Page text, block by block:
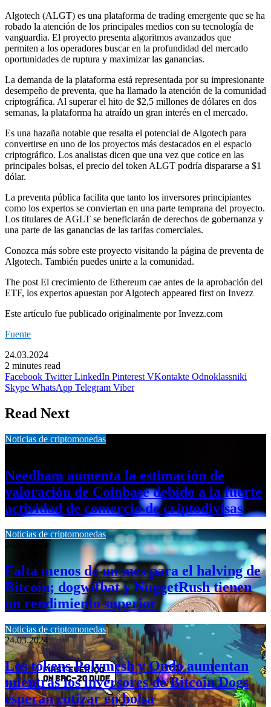
Algotech (ALGT) es una plataforma de trading emergente que se ha
robado la atención de los principales medios con su tecnología de
vanguardia. El proyecto presenta algoritmos avanzados que
permiten a los operadores buscar en la profundidad del mercado
oportunidades de ruptura y maximizar las ganancias.
La demanda de la plataforma está representada por su impresionante
desempeño de preventa, que ha llamado la atención de la comunidad
criptográfica. Al superar el hito de $2,5 millones de dólares en dos
semanas, la plataforma ha atraído un gran interés en el mercado.
Es una hazaña notable que resalta el potencial de Algotech para
convertirse en uno de los proyectos más destacados en el espacio
criptográfico. Los analistas dicen que una vez que cotice en las
principales bolsas, el precio del token ALGT podría dispararse a $1
dólar.
La preventa pública facilita que tanto los inversores principiantes
como los expertos se conviertan en una parte temprana del proyecto.
Los titulares de AGLT se beneficiarán de derechos de gobernanza y
una parte de las ganancias de las tarifas comerciales.
Conozca más sobre este proyecto visitando la página de preventa de
Algotech. También puedes unirte a la comunidad.
The post El crecimiento de Ethereum cae antes de la aprobación del
ETF, los expertos apuestan por Algotech appeared first on Invezz
Este artículo fue publicado originalmente por Invezz.com
Fuente
24.03.2024
2 minutes read
Facebook Twitter LinkedIn Pinterest VKontakte Odnoklassniki
Skype WhatsApp Telegram Viber
Read Next
Noticias de criptomonedas
Needham aumenta la estimación de
valoración de Coinbase debido a la fuerte
actividad de comercio de criptodivisas
Noticias de criptomonedas
24.03.2024
Falta menos de un mes para el halving de
Bitcoin; dogwifhat y NuggetRush tienen
un rendimiento superior
Noticias de criptomonedas
24.03.2024
Los tokens Polymesh y Ondo aumentan
mientras los inversores de Bitcoin Dogs
esperan cotizar en bolsa